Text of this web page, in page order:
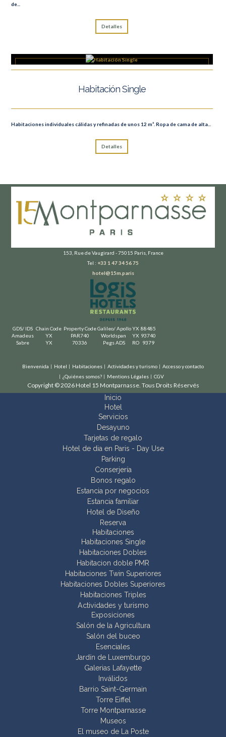
de...
Detalles
Habitación Single
Habitaciones individuales cálidas y refinadas de unos 12 m². Ropa de cama de alta...
Detalles
153, Rue de Vaugirard - 75015 Paris, France
Tel : +33 1 47 34 56 75
hotel@15m.paris
GDS/ IDS Chain Code Property CodeGalileo/ ApolloYX 88485
Amadeus
YX PAR740 Worldspan YX 93740
Sabre
YX 70336 Pegs ADS RO 9379
Bienvenida Hotel Habitaciones Actividades y turismo
Accesso y contacto
¿Quiénes somos?
Mentions Légales CGV
Copyright © 2026 Hotel 15 Montparnasse. Tous Droits Réservés
Inicio
Hotel
Servicios
Desayuno
Tarjetas de regalo
Hotel de dia en Paris - Day Use
Parking
Conserjería
Bonos regalo
Estancia por negocios
Estancia familiar
Hotel de Diseño
Reserva
Habitaciones
Habitaciones Single
Habitaciones Dobles
Habitacion doble PMR
Habitaciones Twin Superiores
Habitaciones Dobles Superiores
Habitaciones Triples
Actividades y turismo
Exposiciones
Salón de la Agricultura
Salón del buceo
Esenciales
Jardín de Luxemburgo
Galerias Lafayette
Inválidos
Barrio Saint-Germain
Torre Eiffel
Torre Montparnasse
Museos
El museo de La Poste